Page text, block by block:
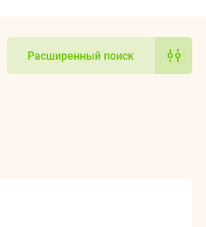
Расширенный поиск